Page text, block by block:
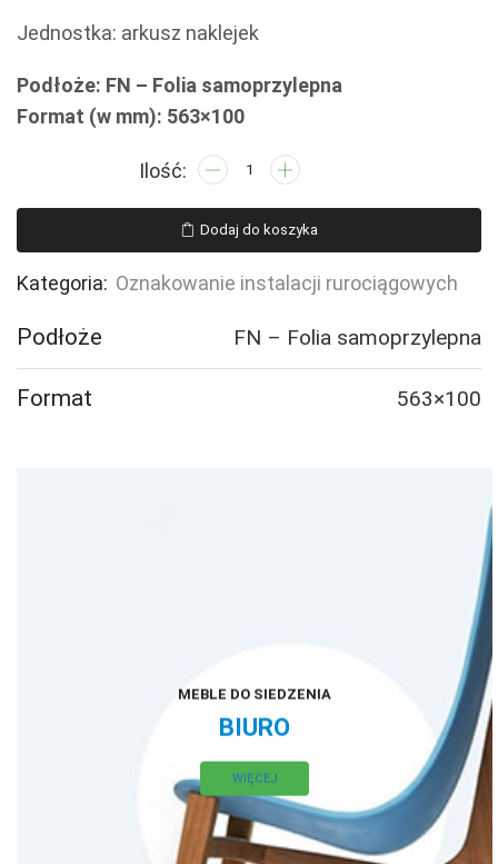
Jednostka: arkusz naklejek
Podłoże: FN – Folia samoprzylepna
Format (w mm): 563×100
ilość
POWIETRZE
POD
CIŚNIENIEM
Dodaj do koszyka
Kategoria: Oznakowanie instalacji rurociągowych
Podłoże FN – Folia samoprzylepna
Format 563×100
MEBLE DO SIEDZENIA
BIURO
WIĘCEJ